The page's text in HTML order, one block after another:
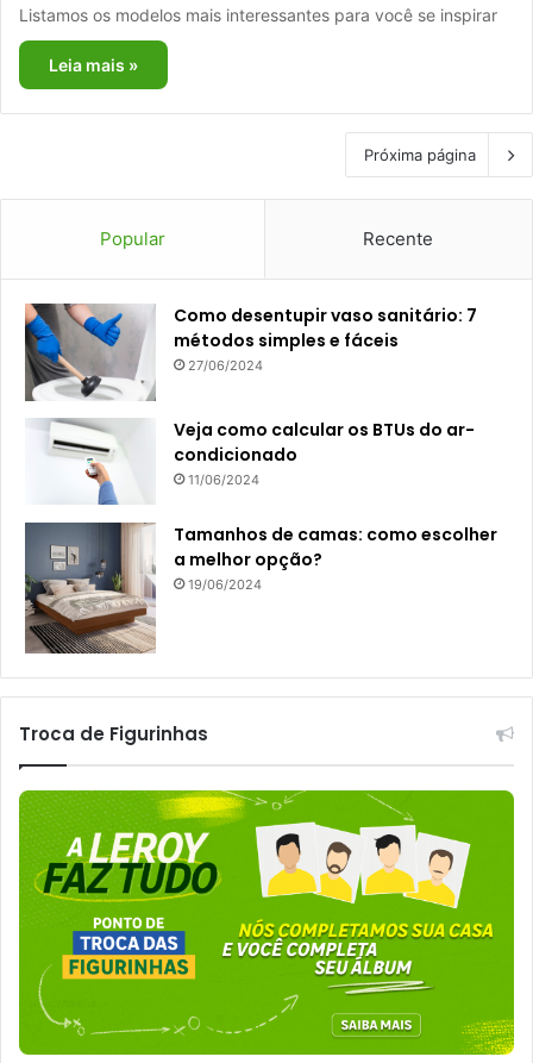
Listamos os modelos mais interessantes para você se inspirar
Leia mais »
Próxima página
Popular Recente
Como desentupir vaso sanitário: 7
métodos simples e fáceis
27/06/2024
Veja como calcular os BTUs do ar-
condicionado
11/06/2024
Tamanhos de camas: como escolher
a melhor opção?
19/06/2024
Troca de Figurinhas